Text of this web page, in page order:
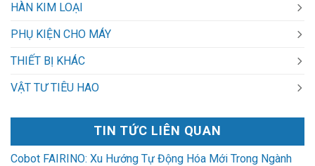
HÀN KIM LOẠI
PHỤ KIỆN CHO MÁY
THIẾT BỊ KHÁC
VẬT TƯ TIÊU HAO
TIN TỨC LIÊN QUAN
Cobot FAIRINO: Xu Hướng Tự Động Hóa Mới Trong Ngành